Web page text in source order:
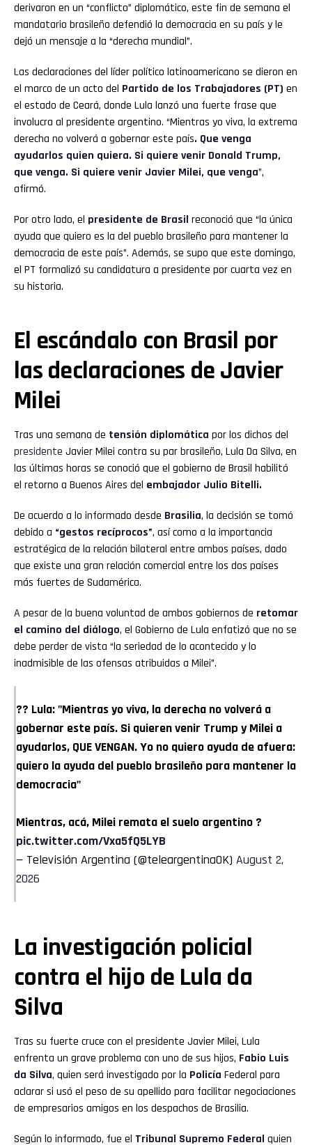
derivaron en un “conflicto” diplomático, este fin de semana el
mandatario brasileño defendió la democracia en su país y le
dejó un mensaje a la “derecha mundial”.
Las declaraciones del líder político latinoamericano se dieron en
el marco de un acto del Partido de los Trabajadores (PT) en
el estado de Ceará, donde Lula lanzó una fuerte frase que
involucra al presidente argentino. “Mientras yo viva, la extrema
derecha no volverá a gobernar este país. Que venga
ayudarlos quien quiera. Si quiere venir Donald Trump,
que venga. Si quiere venir Javier Milei, que venga”,
afirmó.
Por otro lado, el presidente de Brasil reconoció que “la única
ayuda que quiero es la del pueblo brasileño para mantener la
democracia de este país”. Además, se supo que este domingo,
el PT formalizó su candidatura a presidente por cuarta vez en
su historia.
El escándalo con Brasil por
las declaraciones de Javier
Milei
Tras una semana de tensión diplomática por los dichos del
presidente Javier Milei contra su par brasileño, Lula Da Silva, en
las últimas horas se conoció que el gobierno de Brasil habilitó
el retorno a Buenos Aires del embajador Julio Bitelli.
De acuerdo a lo informado desde Brasilia, la decisión se tomó
debido a “gestos recíprocos”, así como a la importancia
estratégica de la relación bilateral entre ambos países, dado
que existe una gran relación comercial entre los dos países
más fuertes de Sudamérica.
A pesar de la buena voluntad de ambos gobiernos de retomar
el camino del diálogo, el Gobierno de Lula enfatizó que no se
debe perder de vista “la seriedad de lo acontecido y lo
inadmisible de las ofensas atribuidas a Milei”.
?? Lula: "Mientras yo viva, la derecha no volverá a
gobernar este país. Si quieren venir Trump y Milei a
ayudarlos, QUE VENGAN. Yo no quiero ayuda de afuera:
quiero la ayuda del pueblo brasileño para mantener la
democracia"
Mientras, acá, Milei remata el suelo argentino ?
pic.twitter.com/Vxa5fQ5LYB
— Televisión Argentina (@teleargentinaOK) August 2,
2026
La investigación policial
contra el hijo de Lula da
Silva
Tras su fuerte cruce con el presidente Javier Milei, Lula
enfrenta un grave problema con uno de sus hijos, Fabio Luis
da Silva, quien será investigado por la Policía Federal para
aclarar si usó el peso de su apellido para facilitar negociaciones
de empresarios amigos en los despachos de Brasilia.
Según lo informado, fue el Tribunal Supremo Federal quien